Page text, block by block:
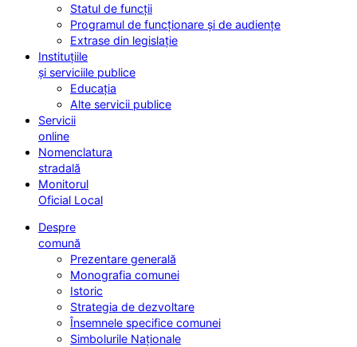
Statul de funcții
Programul de funcționare și de audiențe
Extrase din legislație
Instituțiile
și serviciile publice
Educația
Alte servicii publice
Servicii
online
Nomenclatura
stradală
Monitorul
Oficial Local
Despre
comună
Prezentare generală
Monografia comunei
Istoric
Strategia de dezvoltare
Însemnele specifice comunei
Simbolurile Naționale